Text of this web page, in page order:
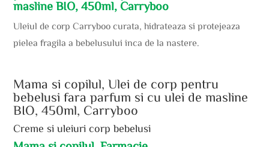
masline BIO, 450ml, Carryboo
Uleiul de corp Carryboo curata, hidrateaza si protejeaza
pielea fragila a bebelusului inca de la nastere.
Mama si copilul, Ulei de corp pentru
bebelusi fara parfum si cu ulei de masline
BIO, 450ml, Carryboo
Creme si uleiuri corp bebelusi